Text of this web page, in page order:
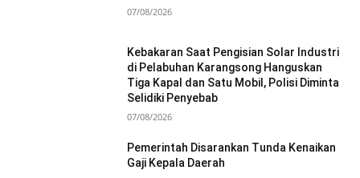
07/08/2026
Kebakaran Saat Pengisian Solar Industri
di Pelabuhan Karangsong Hanguskan
Tiga Kapal dan Satu Mobil, Polisi Diminta
Selidiki Penyebab
07/08/2026
Pemerintah Disarankan Tunda Kenaikan
Gaji Kepala Daerah